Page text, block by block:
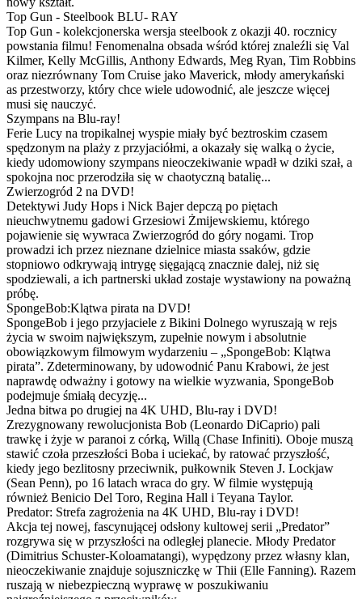
Top Gun - Steelbook BLU- RAY
Top Gun - kolekcjonerska wersja steelbook z okazji 40. rocznicy
powstania filmu! Fenomenalna obsada wśród której znaleźli się Val
Kilmer, Kelly McGillis, Anthony Edwards, Meg Ryan, Tim Robbins
oraz niezrównany Tom Cruise jako Maverick, młody amerykański
as przestworzy, który chce wiele udowodnić, ale jeszcze więcej
musi się nauczyć.
Szympans na Blu-ray!
Ferie Lucy na tropikalnej wyspie miały być beztroskim czasem
spędzonym na plaży z przyjaciółmi, a okazały się walką o życie,
kiedy udomowiony szympans nieoczekiwanie wpadł w dziki szał, a
spokojna noc przerodziła się w chaotyczną batalię...
Zwierzogród 2 na DVD!
Detektywi Judy Hops i Nick Bajer depczą po piętach
nieuchwytnemu gadowi Grzesiowi Żmijewskiemu, którego
pojawienie się wywraca Zwierzogród do góry nogami. Trop
prowadzi ich przez nieznane dzielnice miasta ssaków, gdzie
stopniowo odkrywają intrygę sięgającą znacznie dalej, niż się
spodziewali, a ich partnerski układ zostaje wystawiony na poważną
próbę.
SpongeBob:Klątwa pirata na DVD!
SpongeBob i jego przyjaciele z Bikini Dolnego wyruszają w rejs
życia w swoim największym, zupełnie nowym i absolutnie
obowiązkowym filmowym wydarzeniu – „SpongeBob: Klątwa
pirata”. Zdeterminowany, by udowodnić Panu Krabowi, że jest
naprawdę odważny i gotowy na wielkie wyzwania, SpongeBob
podejmuje śmiałą decyzję...
Jedna bitwa po drugiej na 4K UHD, Blu-ray i DVD!
Zrezygnowany rewolucjonista Bob (Leonardo DiCaprio) pali
trawkę i żyje w paranoi z córką, Willą (Chase Infiniti). Oboje muszą
stawić czoła przeszłości Boba i uciekać, by ratować przyszłość,
kiedy jego bezlitosny przeciwnik, pułkownik Steven J. Lockjaw
(Sean Penn), po 16 latach wraca do gry. W filmie występują
również Benicio Del Toro, Regina Hall i Teyana Taylor.
Predator: Strefa zagrożenia na 4K UHD, Blu-ray i DVD!
Akcja tej nowej, fascynującej odsłony kultowej serii „Predator”
rozgrywa się w przyszłości na odległej planecie. Młody Predator
(Dimitrius Schuster-Koloamatangi), wypędzony przez własny klan,
nieoczekiwanie znajduje sojuszniczkę w Thii (Elle Fanning). Razem
ruszają w niebezpieczną wyprawę w poszukiwaniu